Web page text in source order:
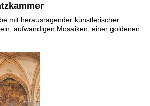
mit herausragender künstlerischer
aufwändigen Mosaiken, einer goldenen